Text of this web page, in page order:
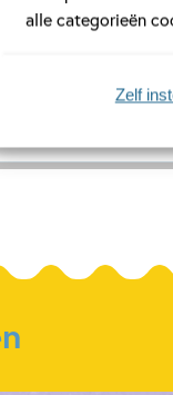
alle categorieën
Zelf
werd als Astrid
jeugd kwam
kind, wat in die tijd